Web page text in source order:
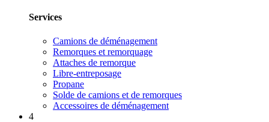
Services
Camions de déménagement
Remorques et remorquage
Attaches de remorque
Libre-entreposage
Propane
Solde de camions et de remorques
Accessoires de déménagement
4